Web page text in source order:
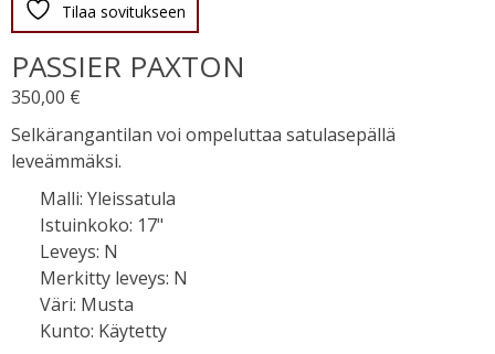
Tilaa sovitukseen
PASSIER PAXTON
350,00 €
Selkärangantilan voi ompeluttaa satulasepällä
leveämmäksi.
Malli: Yleissatula
Istuinkoko: 17"
Leveys: N
Merkitty leveys: N
Väri: Musta
Kunto: Käytetty